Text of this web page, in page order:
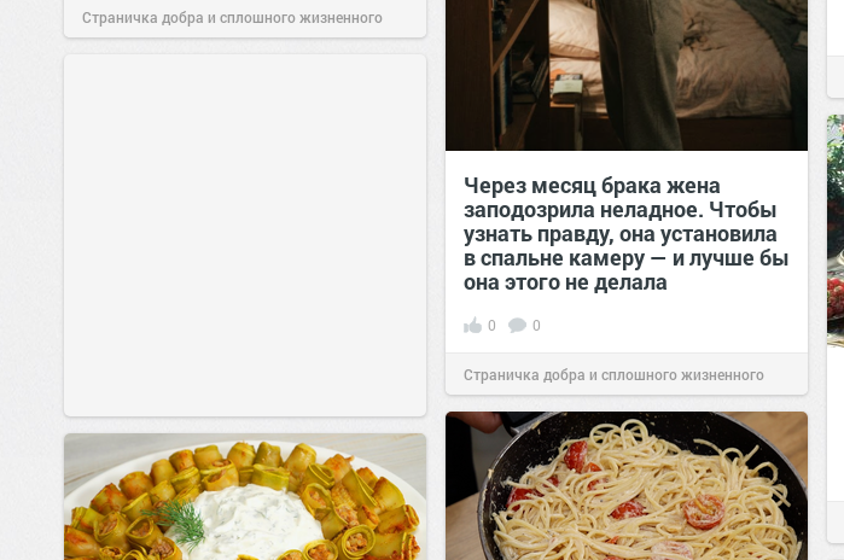
Страничка добра и сплошного жизненного
Через месяц брака жена
заподозрила неладное. Чтобы
узнать правду, она установила
в спальне камеру — и лучше бы
она этого не делала
0 0
Страничка добра и сплошного жизненного
позитива!00:29Вчера